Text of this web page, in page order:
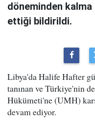
döneminden
ettiği bildirildi.
Libya'da Halife Hafter
tanınan ve Türkiye'nin
Hükümeti'ne (UMH)
devam ediyor.